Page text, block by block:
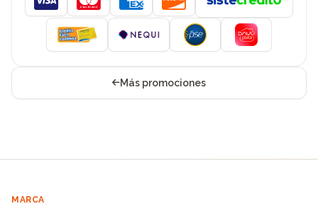
Visa MastercardAmerican Express
Discover
Más promociones
MARCA